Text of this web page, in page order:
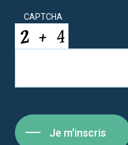
CAPTCHA
Je m'inscris